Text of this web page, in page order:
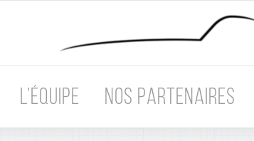
L’ÉQUIPE NOS PARTENAIRES